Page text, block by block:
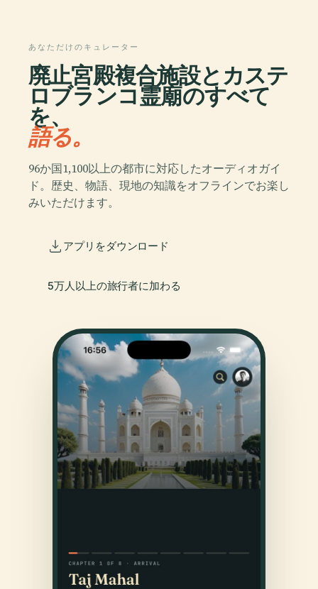
あなただけのキュレーター
廃止宮殿複合施設とカステ
ロブランコ霊廟のすべて
を、
語る。
96か国1,100以上の都市に対応したオーディオガイ
ド。歴史、物語、現地の知識をオフラインでお楽し
みいただけます。
アプリをダウンロード
5万人以上の旅行者に加わる